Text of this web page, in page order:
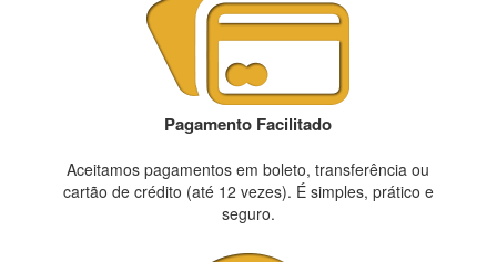
Pagamento Facilitado
Aceitamos pagamentos em boleto, transferência ou
cartão de crédito (até 12 vezes). É simples, prático e
seguro.